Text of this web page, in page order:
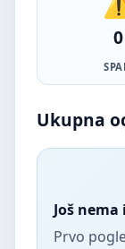
0
Ukupna
Još
Prvo